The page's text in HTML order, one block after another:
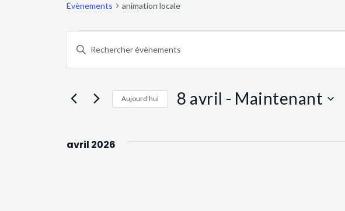
Évènements animation locale
Recherche
et
Saisir
Évènements
clé.
Aujourd’hui 8 avril - Maintenant
date.
avril 2026